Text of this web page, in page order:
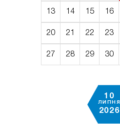
13 14 15 16
20 21 22 23
27 28 29 30
10
ЛИПНЯ
2026